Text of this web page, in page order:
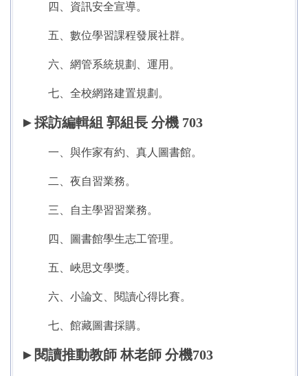
四、資訊安全宣導。
五、數位學習課程發展社群。
六、網管系統規劃、運用。
七、全校網路建置規劃。
►採訪編輯組 郭組長 分機 703
一、與作家有約、真人圖書館。
二、夜自習業務。
三、 自主學習習業務。
四、 圖書館學生志工管理。
五、 峽思文學獎。
六、 小論文、閱讀心得比賽。
七、館藏圖書採購。
►閱讀推動教師 林老師 分機703